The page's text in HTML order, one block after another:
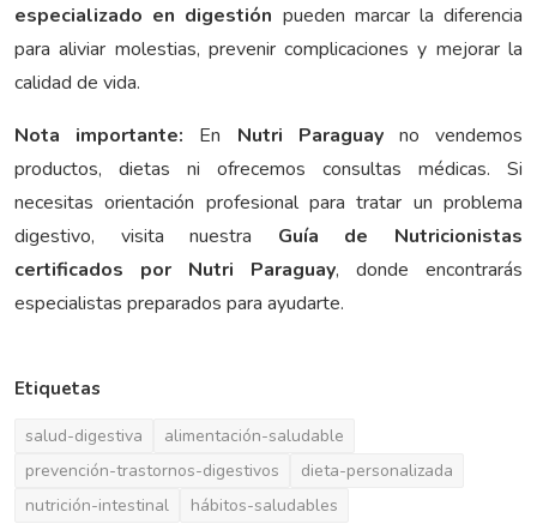
especializado en digestión pueden marcar la diferencia
para aliviar molestias, prevenir complicaciones y mejorar la
calidad de vida.
Nota importante: En Nutri Paraguayno vendemos
productos, dietas ni ofrecemos consultas médicas. Si
necesitas orientación profesional para tratar un problema
digestivo, visita nuestra Guía de Nutricionistas
certificados por Nutri Paraguay, donde encontrarás
especialistas preparados para ayudarte.
Etiquetas
salud-digestiva
alimentación-saludable
prevención-trastornos-digestivos
dieta-personalizada
nutrición-intestinal
hábitos-saludables